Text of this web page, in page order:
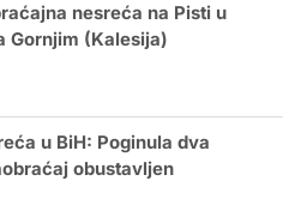
nesreća na Pisti u
Gornjim (Kalesija)
u BiH: Poginula dva
obustavljen